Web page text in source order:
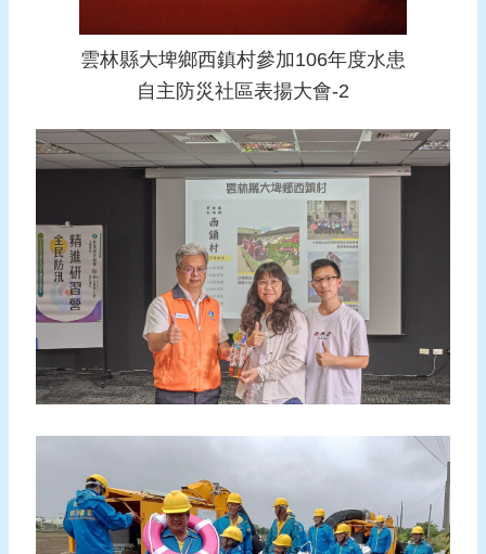
雲林縣大埤鄉西鎮村參加106年度水患
自主防災社區表揚大會-2